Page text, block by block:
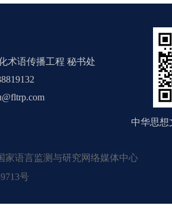
术语传播工程 秘书处
中华思想
语言监测与研究网络媒体中心
号